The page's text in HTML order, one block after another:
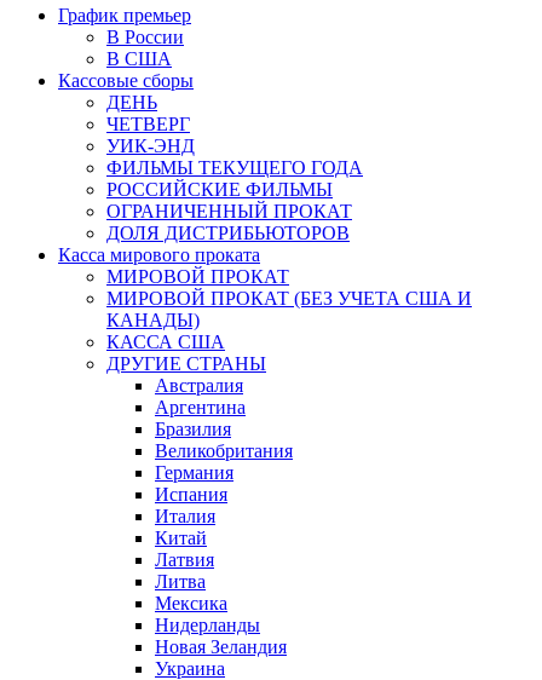
График премьер
В России
В США
Кассовые сборы
ДЕНЬ
ЧЕТВЕРГ
УИК-ЭНД
ФИЛЬМЫ ТЕКУЩЕГО ГОДА
РОССИЙСКИЕ ФИЛЬМЫ
ОГРАНИЧЕННЫЙ ПРОКАТ
ДОЛЯ ДИСТРИБЬЮТОРОВ
Касса мирового проката
МИРОВОЙ ПРОКАТ
МИРОВОЙ ПРОКАТ (БЕЗ УЧЕТА США И
КАНАДЫ)
КАССА США
ДРУГИЕ СТРАНЫ
Австралия
Аргентина
Бразилия
Великобритания
Германия
Испания
Италия
Китай
Латвия
Литва
Мексика
Нидерланды
Новая Зеландия
Украина